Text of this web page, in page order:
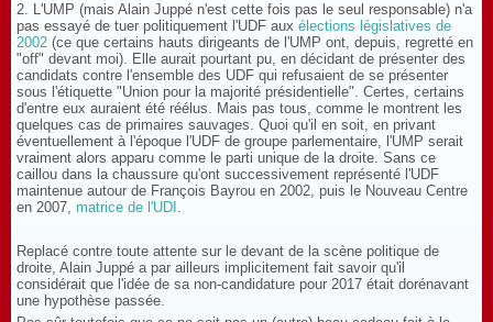
2. L'UMP (mais Alain Juppé n'est cette fois pas le seul responsable) n'a
pas essayé de tuer politiquement l'UDF aux élections législatives de
2002 (ce que certains hauts dirigeants de l'UMP ont, depuis, regretté en
"off" devant moi). Elle aurait pourtant pu, en décidant de présenter des
candidats contre l'ensemble des UDF qui refusaient de se présenter
sous l'étiquette "Union pour la majorité présidentielle". Certes, certains
d'entre eux auraient été réélus. Mais pas tous, comme le montrent les
quelques cas de primaires sauvages. Quoi qu'il en soit, en privant
éventuellement à l'époque l'UDF de groupe parlementaire, l'UMP serait
vraiment alors apparu comme le parti unique de la droite. Sans ce
caillou dans la chaussure qu'ont successivement représenté l'UDF
maintenue autour de François Bayrou en 2002, puis le Nouveau Centre
en 2007, matrice de l'UDI .
Replacé contre toute attente sur le devant de la scène politique de
droite, Alain Juppé a par ailleurs implicitement fait savoir qu'il
considérait que l'idée de sa non-candidature pour 2017 était dorénavant
une hypothèse passée.